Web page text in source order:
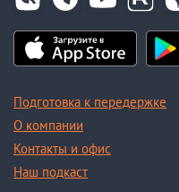
Подготовка к передержке
О компании
Контакты и офис
Наш подкаст